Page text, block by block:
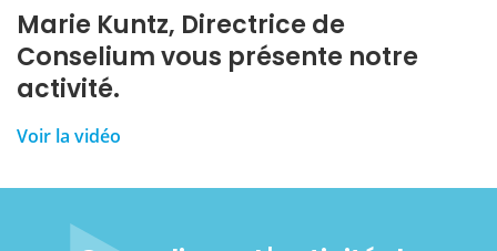
Marie Kuntz, Directrice de
Conselium vous présente notre
activité.
Voir la vidéo